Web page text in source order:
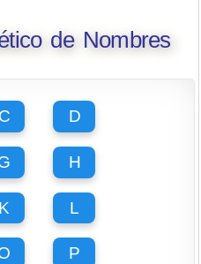
de Nombres
C D
H
K L
P